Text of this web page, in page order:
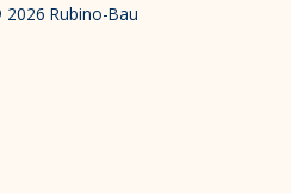
Rubino-Bau